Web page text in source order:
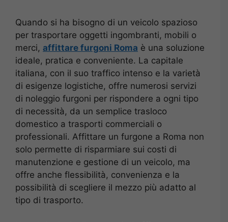
Quando si ha bisogno di un veicolo spazioso
per trasportare oggetti ingombranti, mobili o
merci, affittare furgoni Roma è una soluzione
ideale, pratica e conveniente. La capitale
italiana, con il suo traffico intenso e la varietà
di esigenze logistiche, offre numerosi servizi
di noleggio furgoni per rispondere a ogni tipo
di necessità, da un semplice trasloco
domestico a trasporti commerciali o
professionali. Affittare un furgone a Roma non
solo permette di risparmiare sui costi di
manutenzione e gestione di un veicolo, ma
offre anche flessibilità, convenienza e la
possibilità di scegliere il mezzo più adatto al
tipo di trasporto.